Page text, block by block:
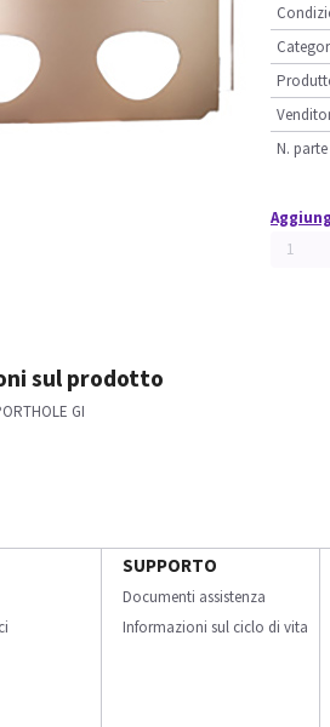
N.
sul prodotto
GI
SUPPORTO
Documenti assistenza
Informazioni sul ciclo di vita